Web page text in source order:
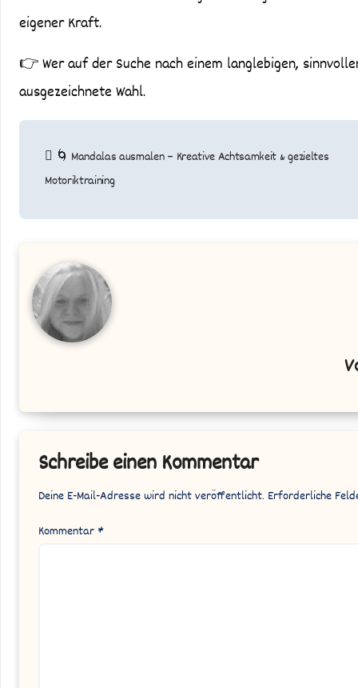
eigener Kraft.
👉 Wer auf der Suche nach einem langlebigen,
ausgezeichnete Wahl.
Beitragsnavigation
🌀 Mandalas ausmalen – Kreative Achtsamkeit & gezieltes
Motoriktraining
Schreibe einen Kommentar
Deine E-Mail-Adresse wird nicht veröffentlicht. Erforderliche
Kommentar *